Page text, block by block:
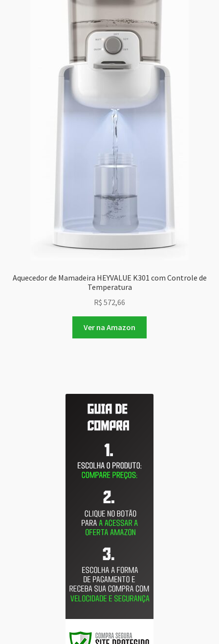
Aquecedor de Mamadeira HEYVALUE K301 com Controle de
Temperatura
R$ 572,66
Ver na Amazon